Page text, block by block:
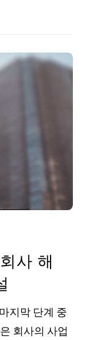
사 해
지막 단계 중
회사의 사업